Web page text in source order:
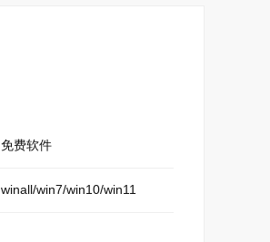
免费软件
winall/win7/win10/win11